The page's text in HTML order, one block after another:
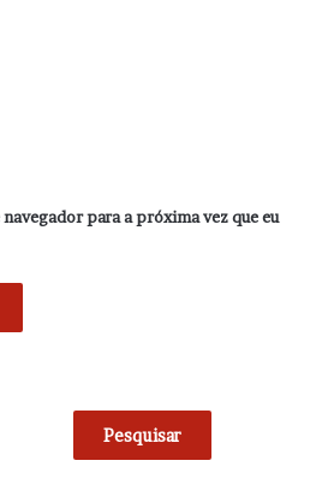
navegador para a próxima vez que eu
Pesquisar